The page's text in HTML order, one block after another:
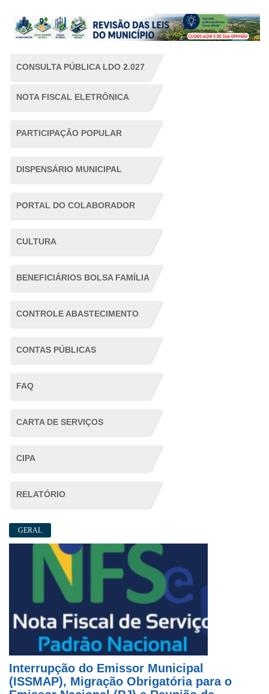
CONSULTA PÚBLICA LDO 2.027
NOTA FISCAL ELETRÔNICA
PARTICIPAÇÃO POPULAR
DISPENSÁRIO MUNICIPAL
PORTAL DO COLABORADOR
CULTURA
BENEFICIÁRIOS BOLSA FAMÍLIA
CONTROLE ABASTECIMENTO
CONTAS PÚBLICAS
FAQ
CARTA DE SERVIÇOS
CIPA
RELATÓRIO
GERAL
Interrupção do Emissor Municipal
(ISSMAP), Migração Obrigatória para o